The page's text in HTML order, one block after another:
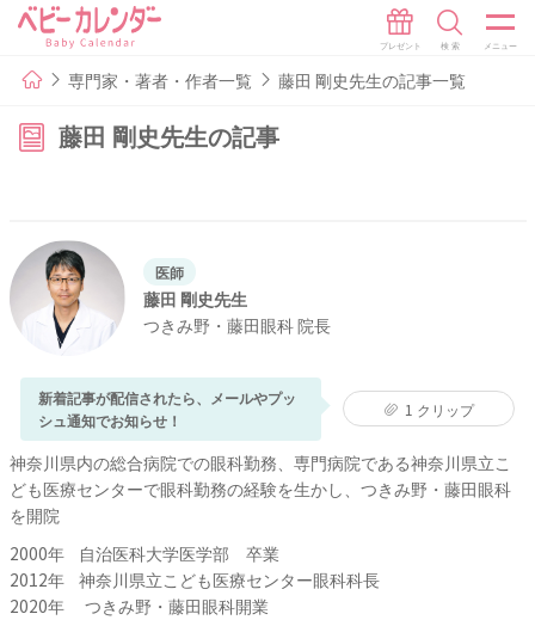
専門家・著者・作者一覧 藤田 剛史先生の記事一覧
藤田 剛史先生の記事
医師
藤田 剛史先生
つきみ野・藤田眼科 院長
新着記事が配信されたら、メールやプッ
シュ通知でお知らせ！
1 クリップ
神奈川県内の総合病院での眼科勤務、専門病院である神奈川県立こ
ども医療センターで眼科勤務の経験を生かし、つきみ野・藤田眼科
を開院
2000年 自治医科大学医学部 卒業
2012年 神奈川県立こども医療センター眼科科長
2020年 つきみ野・藤田眼科開業